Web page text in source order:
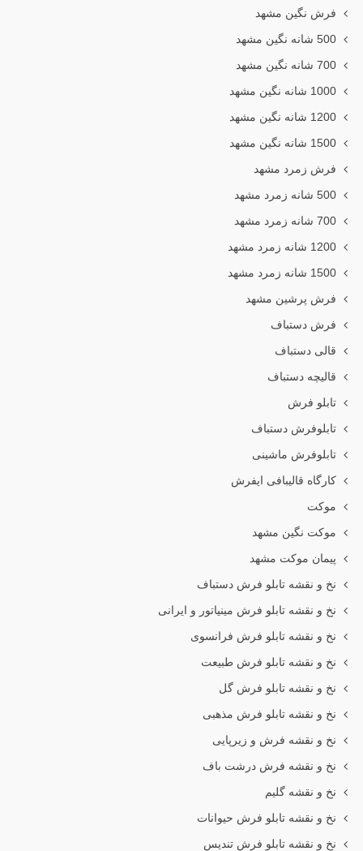
فرش نگین مشهد
500 شانه نگین مشهد
700 شانه نگین مشهد
1000 شانه نگین مشهد
1200 شانه نگین مشهد
1500 شانه نگین مشهد
فرش زمرد مشهد
500 شانه زمرد مشهد
700 شانه زمرد مشهد
1200 شانه زمرد مشهد
1500 شانه زمرد مشهد
فرش پرشین مشهد
فرش دستباف
قالی دستباف
قالیچه دستباف
تابلو فرش
تابلوفرش دستباف
تابلوفرش ماشینی
کارگاه قالیبافی ایفرش
موکت
موکت نگین مشهد
پیمان موکت مشهد
نخ و نقشه تابلو فرش دستباف
نخ و نقشه تابلو فرش مینیاتور و ایرانی
نخ و نقشه تابلو فرش فرانسوی
نخ و نقشه تابلو فرش طبیعت
نخ و نقشه تابلو فرش گل
نخ و نقشه تابلو فرش مذهبی
نخ و نقشه فرش و زیرپایی
نخ و نقشه فرش درشت باف
نخ و نقشه گلیم
نخ و نقشه تابلو فرش حیوانات
نخ و نقشه تابلو فرش تندیس